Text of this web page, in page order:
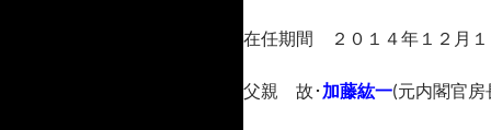
在任期間 ２０１４年１２月１
父親 故･ 加藤紘一(元内閣官